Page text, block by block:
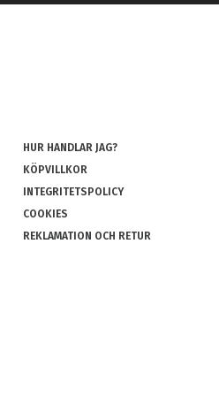
HUR HANDLAR JAG?
KÖPVILLKOR
INTEGRITETSPOLICY
COOKIES
REKLAMATION OCH RETUR